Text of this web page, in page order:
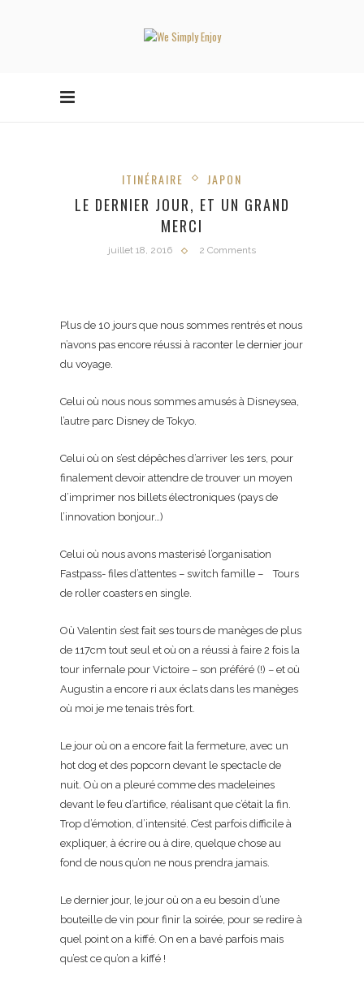
ITINÉRAIRE JAPON
LE DERNIER JOUR, ET UN GRAND
MERCI
juillet 18, 2016 2 Comments
Plus de 10 jours que nous sommes rentrés et nous
n’avons pas encore réussi à raconter le dernier jour
du voyage.
Celui où nous nous sommes amusés à Disneysea,
l’autre parc Disney de Tokyo.
Celui où on s’est dépêches d’arriver les 1ers, pour
finalement devoir attendre de trouver un moyen
d’imprimer nos billets électroniques (pays de
l’innovation bonjour…)
Celui où nous avons masterisé l’organisation
Fastpass- files d’attentes – switch famille – Tours
de roller coasters en single.
Où Valentin s’est fait ses tours de manèges de plus
de 117cm tout seul et où on a réussi à faire 2 fois la
tour infernale pour Victoire – son préféré (!) – et où
Augustin a encore ri aux éclats dans les manèges
où moi je me tenais très fort.
Le jour où on a encore fait la fermeture, avec un
hot dog et des popcorn devant le spectacle de
nuit. Où on a pleuré comme des madeleines
devant le feu d’artifice, réalisant que c’était la fin.
Trop d’émotion, d’intensité. C’est parfois difficile à
expliquer, à écrire ou à dire, quelque chose au
fond de nous qu’on ne nous prendra jamais.
Le dernier jour, le jour où on a eu besoin d’une
bouteille de vin pour finir la soirée, pour se redire à
quel point on a kiffé. On en a bavé parfois mais
qu’est ce qu’on a kiffé !